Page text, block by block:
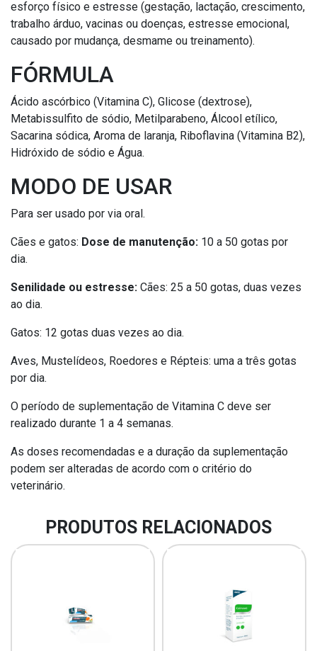
esforço físico e estresse (gestação, lactação, crescimento,
trabalho árduo, vacinas ou doenças, estresse emocional,
causado por mudança, desmame ou treinamento).
FÓRMULA
Ácido ascórbico (Vitamina C), Glicose (dextrose),
Metabissulfito de sódio, Metilparabeno, Álcool etílico,
Sacarina sódica, Aroma de laranja, Riboflavina (Vitamina B2),
Hidróxido de sódio e Água.
MODO DE USAR
Para ser usado por via oral.
Cães e gatos: Dose de manutenção: 10 a 50 gotas por
dia.
Senilidade ou estresse: Cães: 25 a 50 gotas, duas vezes
ao dia.
Gatos: 12 gotas duas vezes ao dia.
Aves, Mustelídeos, Roedores e Répteis: uma a três gotas
por dia.
O período de suplementação de Vitamina C deve ser
realizado durante 1 a 4 semanas.
As doses recomendadas e a duração da suplementação
podem ser alteradas de acordo com o critério do
veterinário.
PRODUTOS RELACIONADOS